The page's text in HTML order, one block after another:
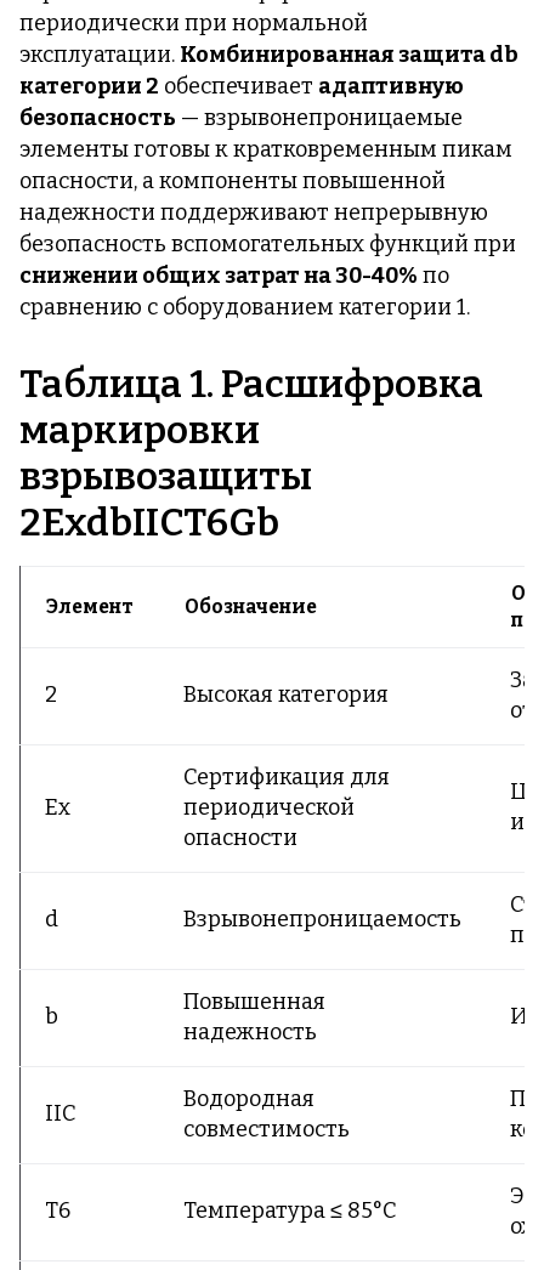
периодически при нормальной
эксплуатации. Комбинированная защита db
категории 2 обеспечивает адаптивную
безопасность — взрывонепроницаемые
элементы готовы к кратковременным пикам
опасности, а компоненты повышенной
надежности поддерживают непрерывную
безопасность вспомогательных функций при
снижении общих затрат на 30-40% по
сравнению с оборудованием категории 1.
Таблица 1. Расшифровка
маркировки
взрывозащиты
2ExdbIICT6Gb
Элемент Обозначение
2 Высокая категория
Ex
Сертификация для
периодической
опасности
d Взрывонепроницаемость
b
Повышенная
надежность
IIC
Водородная
совместимость
T6 Температура ≤ 85°C